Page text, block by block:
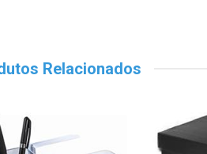
Relacionados